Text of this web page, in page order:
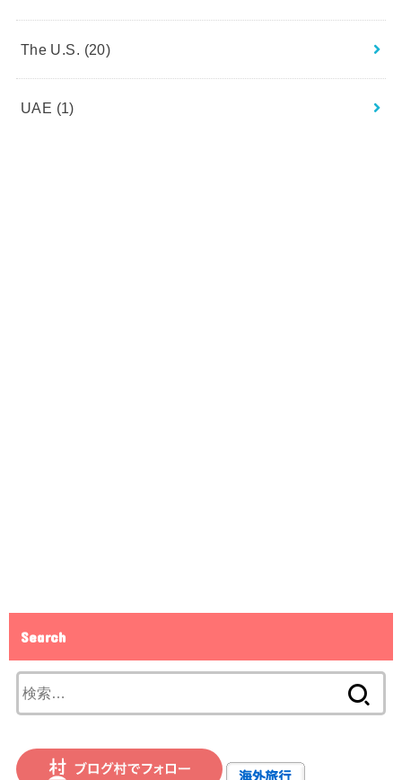
The U.S. (20)
UAE (1)
Search
索: